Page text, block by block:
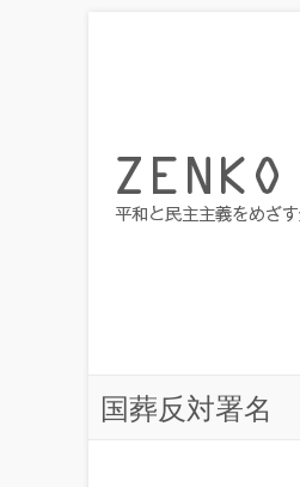
国葬反対署名